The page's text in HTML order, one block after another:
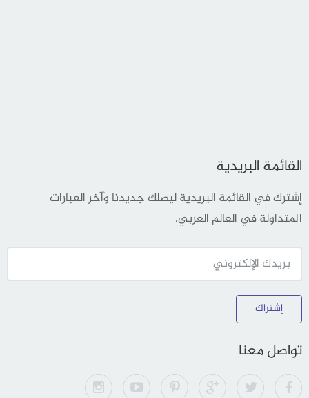
القائمة البريدية
إشترك في القائمة البريدية ليصلك جديدنا وآخر العبارات
المتداولة في العالم العربي.
إشتراك
تواصل معنا